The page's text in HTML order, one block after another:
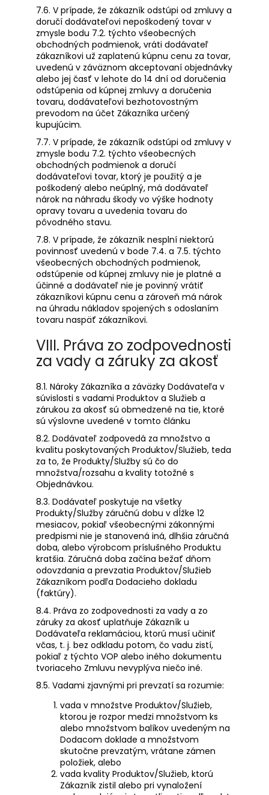
7.6. V prípade, že zákazník odstúpi od zmluvy a
doručí dodávateľovi nepoškodený tovar v
zmysle bodu 7.2. týchto všeobecných
obchodných podmienok, vráti dodávateľ
zákazníkovi už zaplatenú kúpnu cenu za tovar,
uvedenú v záväznom akceptovaní objednávky
alebo jej časť v lehote do 14 dní od doručenia
odstúpenia od kúpnej zmluvy a doručenia
tovaru, dodávateľovi bezhotovostným
prevodom na účet Zákazníka určený
kupujúcim.
7.7. V prípade, že zákazník odstúpi od zmluvy v
zmysle bodu 7.2. týchto všeobecných
obchodných podmienok a doručí
dodávateľovi tovar, ktorý je použitý a je
poškodený alebo neúplný, má dodávateľ
nárok na náhradu škody vo výške hodnoty
opravy tovaru a uvedenia tovaru do
pôvodného stavu.
7.8. V prípade, že zákazník nesplní niektorú
povinnosť uvedenú v bode 7.4. a 7.5. týchto
všeobecných obchodných podmienok,
odstúpenie od kúpnej zmluvy nie je platné a
účinné a dodávateľ nie je povinný vrátiť
zákazníkovi kúpnu cenu a zároveň má nárok
na úhradu nákladov spojených s odoslaním
tovaru naspäť zákazníkovi.
VIII. Práva zo zodpovednosti
za vady a záruky za akosť
8.1. Nároky Zákazníka a záväzky Dodávateľa v
súvislosti s vadami Produktov a Služieb a
zárukou za akosť sú obmedzené na tie, ktoré
sú výslovne uvedené v tomto článku
8.2. Dodávateľ zodpovedá za množstvo a
kvalitu poskytovaných Produktov/Služieb, teda
za to, že Produkty/Služby sú čo do
množstva/rozsahu a kvality totožné s
Objednávkou.
8.3. Dodávateľ poskytuje na všetky
Produkty/Služby záručnú dobu v dĺžke 12
mesiacov, pokiaľ všeobecnými zákonnými
predpismi nie je stanovená iná, dlhšia záručná
doba, alebo výrobcom príslušného Produktu
kratšia. Záručná doba začína bežať dňom
odovzdania a prevzatia Produktov/Služieb
Zákazníkom podľa Dodacieho dokladu
(faktúry).
8.4. Práva zo zodpovednosti za vady a zo
záruky za akosť uplatňuje Zákazník u
Dodávateľa reklamáciou, ktorú musí učiniť
včas, t. j. bez odkladu potom, čo vadu zistí,
pokiaľ z týchto VOP alebo iného dokumentu
tvoriaceho Zmluvu nevyplýva niečo iné.
8.5. Vadami zjavnými pri prevzatí sa rozumie:
vada v množstve Produktov/Služieb,
ktorou je rozpor medzi množstvom ks
alebo množstvom balíkov uvedeným na
Dodacom doklade a množstvom
skutočne prevzatým, vrátane zámen
položiek, alebo
vada kvality Produktov/Služieb, ktorú
Zákazník zistil alebo pri vynaložení